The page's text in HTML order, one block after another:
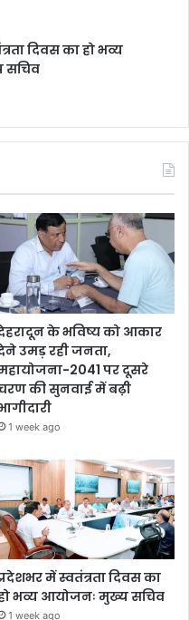
दिवस का हो भव्य
सचिव
के भविष्य को आकार
उमड़ रही जनता,
2041 पर दूसरे
की सुनवाई में बढ़ी
1 week ago
में स्वतंत्रता दिवस का
भव्य आयोजनः मुख्य सचिव
1 week ago